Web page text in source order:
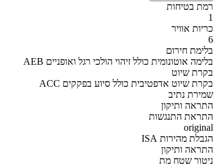
רמת בטיחות
1
כריות אוויר
6
בלימת חירום
AEB בלימה אוטונומית כולל זיהוי הולכי רגל ואופניים
בקרת שיוט
ACC בקרת שיוט אדפטיבית כולל סיוע בפקקים
שמירת נתיב
התראה ותיקון
התראת התנגשות
original
הגבלת מהירות ISA
התראה ותיקון
ניטור שטח מת